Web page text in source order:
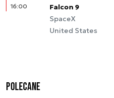
16:00
Falcon 9
SpaceX
United States
Polecane